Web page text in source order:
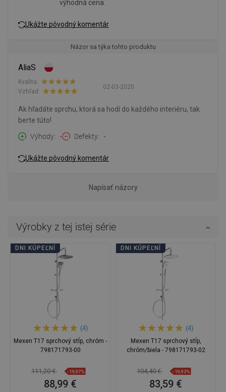
výhodná cena.
Ukážte pôvodný komentár
Názor sa týka tohto produktu
AliaS
02-03-2020
Kvalita:
Vzhľad:
Ak hľadáte sprchu, ktorá sa hodí do každého interiéru, tak
berte túto!
Výhody
- Defekty -
Ukážte pôvodný komentár
Napísať názory
Výrobky z tej istej série
DNI KÚPEĽNÍ
(4)
Mexen T17 sprchový stĺp, chróm -
798171793-00
111,20 € -19,97%
88,99 €
DNI KÚPEĽNÍ
(4)
Mexen T17 sprchový stĺp,
chróm/biela - 798171793-02
104,40 € -19,93%
83,59 €